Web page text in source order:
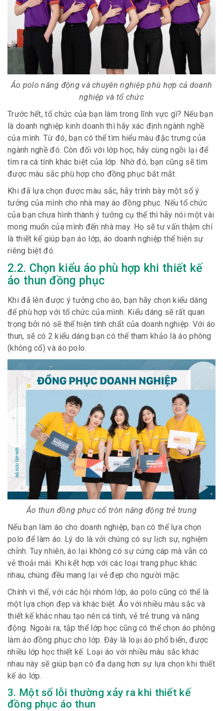
Áo polo năng động và chuyên nghiệp phù hợp cả doanh
nghiệp và tổ chức
Trước hết, tổ chức của bạn làm trong lĩnh vực gì? Nếu bạn
là doanh nghiệp kinh doanh thì hãy xác định ngành nghề
của mình. Từ đó, bạn có thể tìm hiểu màu đặc trưng của
ngành nghề đó. Còn đối với lớp học, hãy cùng ngồi lại để
tìm ra cá tính khác biệt của lớp. Nhờ đó, bạn cũng sẽ tìm
được màu sắc phù hợp cho đồng phục bắt mắt.
Khi đã lựa chọn được màu sắc, hãy trình bày một số ý
tưởng của mình cho nhà may áo đồng phục. Nếu tổ chức
của bạn chưa hình thành ý tưởng cụ thể thì hãy nói một vài
mong muốn của mình đến nhà may. Họ sẽ tư vấn thậm chí
là thiết kế giúp bạn áo lớp, áo doanh nghiệp thể hiện sự
riêng biệt đó.
2.2. Chọn kiểu áo phù hợp khi thiết kế
áo thun đồng phục
Khi đã lên được ý tưởng cho áo, bạn hãy chọn kiểu dáng
để phù hợp với tổ chức của mình. Kiểu dáng sẽ rất quan
trọng bởi nó sẽ thể hiện tính chất của doanh nghiệp. Với áo
thun, sẽ có 2 kiểu dáng bạn có thể tham khảo là áo phông
(không cổ) và áo polo.
Áo thun đồng phục cổ tròn năng động trẻ trung
Nếu bạn làm áo cho doanh nghiệp, bạn có thể lựa chọn
polo để làm áo. Lý do là vởi chúng có sự lịch sự, nghiệm
chỉnh. Tuy nhiên, áo lại không có sự cứng cáp mà vẫn có
vẻ thoải mái. Khi kết hợp với các loại trang phục khác
nhau, chúng đều mang lại vẻ đẹp cho người mặc.
Chính vì thế, với các hội nhóm lớp, áo polo cũng có thể là
một lựa chọn đẹp và khác biệt. Áo với nhiều màu sắc và
thiết kế khác nhau tạo nên cá tính, vẻ trẻ trung và năng
động. Ngoài ra, tập thể lớp học cũng có thể chọn áo phông
làm áo đồng phục cho lớp. Đây là loại áo phổ biến, được
nhiều lớp học thiết kế. Loại áo với nhiều màu sắc khác
nhau này sẽ giúp bạn có đa dạng hơn sự lựa chọn khi thiết
kế áo lớp.
3. Một số lỗi thường xảy ra khi thiết kế
đồng phục áo thun